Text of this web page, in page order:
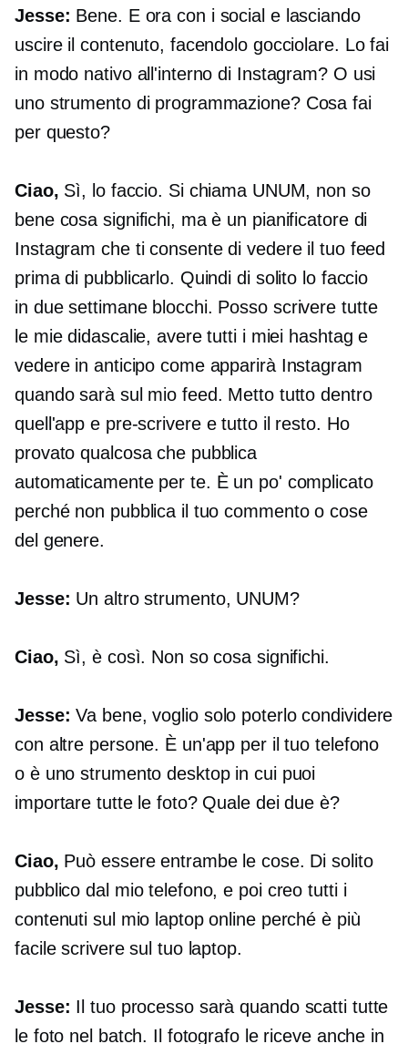
Jesse: Bene. E ora con i social e lasciando
uscire il contenuto, facendolo gocciolare. Lo fai
in modo nativo all'interno di Instagram? O usi
uno strumento di programmazione? Cosa fai
per questo?
Ciao, Sì, lo faccio. Si chiama UNUM, non so
bene cosa significhi, ma è un pianificatore di
Instagram che ti consente di vedere il tuo feed
prima di pubblicarlo. Quindi di solito lo faccio
in due settimaneblocchi. Posso scrivere tutte
le mie didascalie, avere tutti i miei hashtag e
vedere in anticipo come apparirà Instagram
quando sarà sul mio feed. Metto tutto dentro
quell'app e pre-scriveree tutto il resto. Ho
provato qualcosa che pubblica
automaticamente per te. È un po' complicato
perché non pubblica il tuo commento o cose
del genere.
Jesse: Un altro strumento, UNUM?
Ciao, Sì, è così. Non so cosa significhi.
Jesse: Va bene, voglio solo poterlo condividere
con altre persone. È un'app per il tuo telefono
o è uno strumento desktop in cui puoi
importare tutte le foto? Quale dei due è?
Ciao, Può essere entrambe le cose. Di solito
pubblico dal mio telefono, e poi creo tutti i
contenuti sul mio laptop online perché è più
facile scrivere sul tuo laptop.
Jesse: Il tuo processo sarà quando scatti tutte
le foto nel batch. Il fotografo le riceve anche in